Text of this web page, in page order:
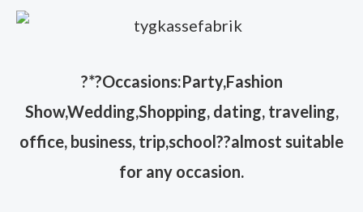
?*?Occasions:Party,Fashion
Show,Wedding,Shopping, dating, traveling,
office, business, trip,school??almost suitable
for any occasion.